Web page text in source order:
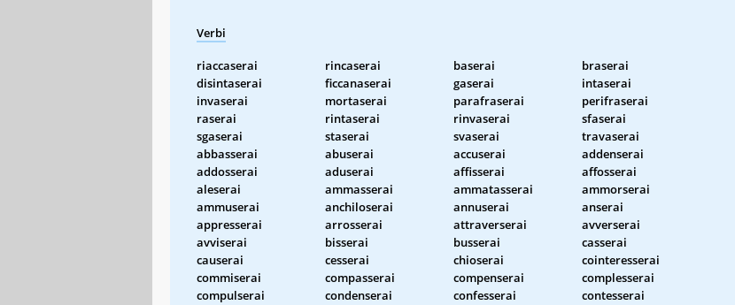
Verbi
riaccaserai rincaserai baserai
braserai
disintaserai
ficcanaserai gaserai
intaserai
invaserai
mortaserai parafraserai
perifraserai
raserai
rintaserai rinvaserai
sfaserai
sgaserai
staserai svaserai
travaserai
abbasserai
abuserai accuserai
addenserai
addosserai
aduserai affisserai
affosserai
aleserai
ammasserai ammatasserai
ammorserai
ammuserai
anchiloserai annuserai
anserai
appresserai
arrosserai attraverserai
avverserai
avviserai
bisserai busserai
casserai
causerai
cesserai chioserai
cointeresserai
commiserai
compasserai compenserai
complesserai
compulserai
condenserai confesserai
contesserai